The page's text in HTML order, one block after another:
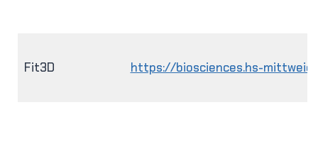
Fit3D https://biosciences.hs-